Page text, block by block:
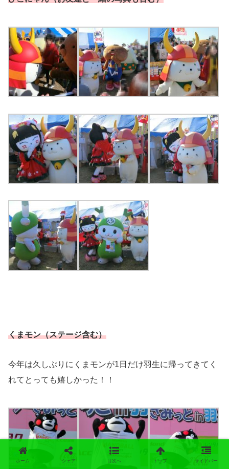
くまモン（ステージ含む）
今年は久しぶりにくまモンが1日だけ羽生に帰ってきてく
れてとっても嬉しかった！！
ホーム シェア 目次へ トップ サイドバー